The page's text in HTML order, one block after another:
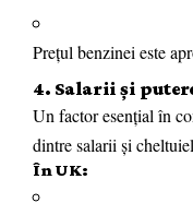
Prețul benzinei este
4. Salarii și
Un factor esențial în
dintre salarii și
În UK: